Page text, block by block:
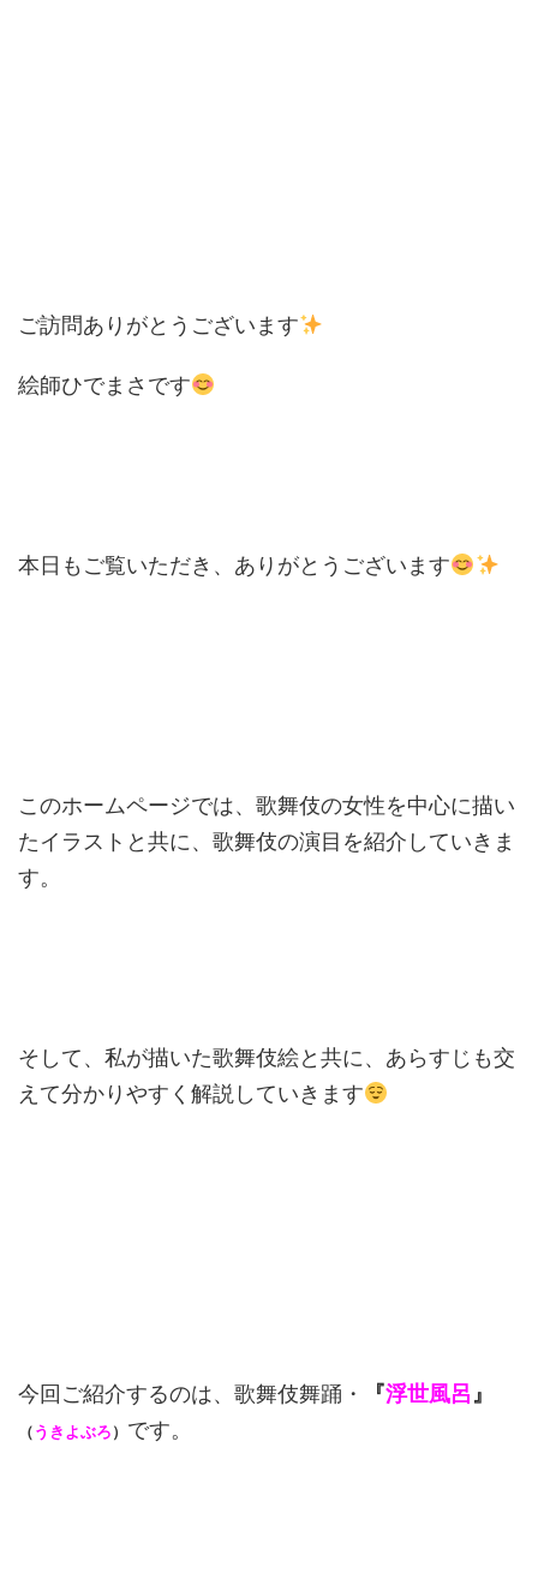
ご訪問ありがとうございます
絵師ひでまさです
本日もご覧いただき、ありがとうございます
このホームページでは、歌舞伎の女性を中心に描い
たイラストと共に、歌舞伎の演目を紹介していきま
す。
そして、私が描いた歌舞伎絵と共に、あらすじも交
えて分かりやすく解説していきます
今回ご紹介するのは、歌舞伎舞踊・ 『浮世風呂 』
（ うきよぶろ ） です。